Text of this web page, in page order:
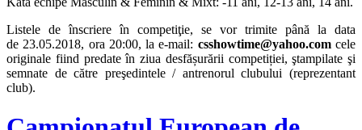
Listele de înscriere în competiţie, se vor trimite până la data
de 23.05.2018, ora 20:00, la e-mail: csshowtime@yahoo.comcele
originale fiind predate în ziua desfășurării competiției, ştampilate şi
semnate de către preşedintele / antrenorul clubului (reprezentant
club).